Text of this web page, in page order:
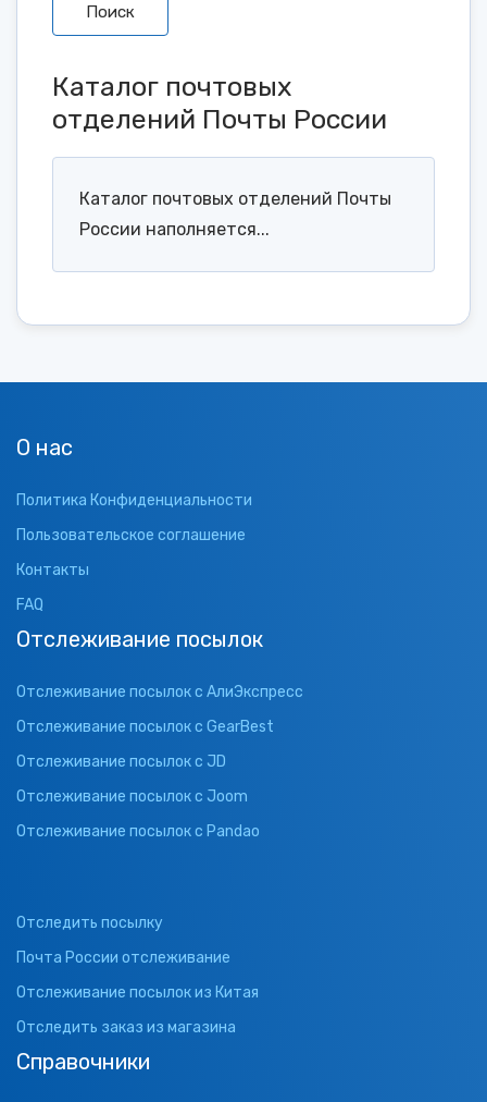
Поиск
Каталог почтовых
отделений Почты России
Каталог почтовых отделений Почты
России наполняется...
О нас
Политика Конфиденциальности
Пользовательское соглашение
Контакты
FAQ
Отслеживание посылок
Отслеживание посылок с АлиЭкспресс
Отслеживание посылок с GearBest
Отслеживание посылок с JD
Отслеживание посылок с Joom
Отслеживание посылок с Pandao
Отследить посылку
Почта России отслеживание
Отслеживание посылок из Китая
Отследить заказ из магазина
Справочники